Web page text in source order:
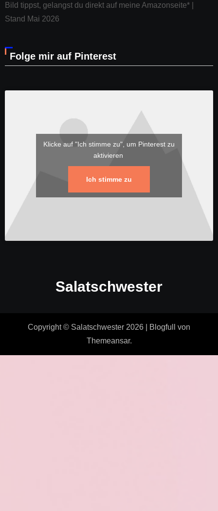
Bild tippst, gelangst du direkt auf meine Amazonseite* |
Stand Mai 2026
Folge mir auf Pinterest
Klicke auf "Ich stimme zu", um Pinterest zu
aktivieren
Ich stimme zu
Salatschwester
Copyright © Salatschwester 2026 Blogfull
von
Themeansar.